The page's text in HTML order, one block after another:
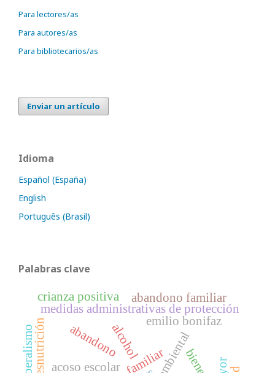
Para lectores/as
Para autores/as
Para bibliotecarios/as
Enviar un artículo
Idioma
Español (España)
English
Português (Brasil)
Palabras clave
emilio bonifaz
medidas administrativas de protección
abandono familiar
acoso escolar
abandonoalcohol
desnutrición
crianza positiva